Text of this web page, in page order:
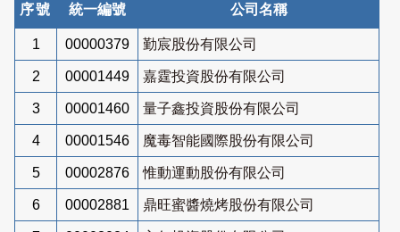
序號 統一編號 公司名稱
1 00000379 勤宸股份有限公司
2 00001449 嘉霆投資股份有限公司
3 00001460 量子鑫投資股份有限公司
4 00001546 魔毒智能國際股份有限公司
5 00002876 惟動運動股份有限公司
6 00002881 鼎旺蜜醬燒烤股份有限公司